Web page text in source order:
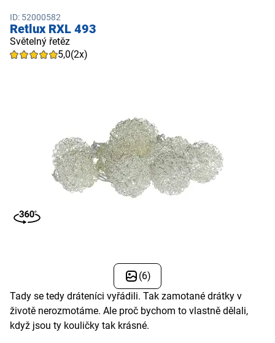
ID: 52000582
Retlux RXL 493
Světelný řetěz
5,0(2x)
(6)
Tady se tedy dráteníci vyřádili. Tak zamotané drátky v
životě nerozmotáme. Ale proč bychom to vlastně dělali,
když jsou ty kouličky tak krásné.